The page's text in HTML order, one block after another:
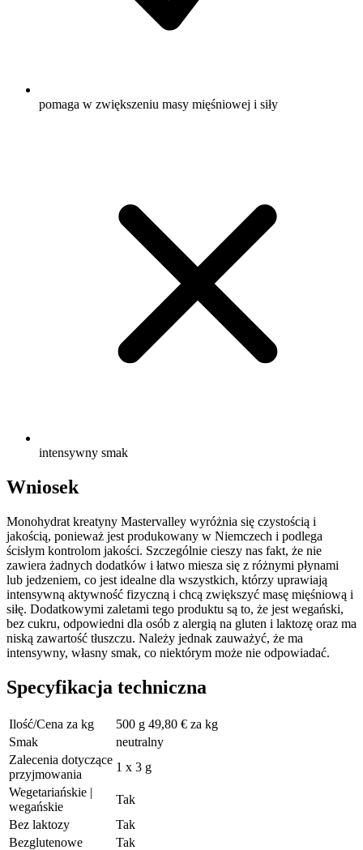
pomaga w zwiększeniu masy mięśniowej i siły
intensywny smak
Wniosek
Monohydrat kreatyny Mastervalley wyróżnia się czystością i
jakością, ponieważ jest produkowany w Niemczech i podlega
ścisłym kontrolom jakości. Szczególnie cieszy nas fakt, że nie
zawiera żadnych dodatków i łatwo miesza się z różnymi płynami
lub jedzeniem, co jest idealne dla wszystkich, którzy uprawiają
intensywną aktywność fizyczną i chcą zwiększyć masę mięśniową i
siłę. Dodatkowymi zaletami tego produktu są to, że jest wegański,
bez cukru, odpowiedni dla osób z alergią na gluten i laktozę oraz ma
niską zawartość tłuszczu. Należy jednak zauważyć, że ma
intensywny, własny smak, co niektórym może nie odpowiadać.
Specyfikacja techniczna
Ilość/Cena za kg
500 g 49,80 € za kg
Smak
neutralny
Zalecenia dotyczące
przyjmowania
1 x 3 g
Wegetariańskie |
wegańskie
Tak
Bez laktozy
Tak
Bezglutenowe
Tak